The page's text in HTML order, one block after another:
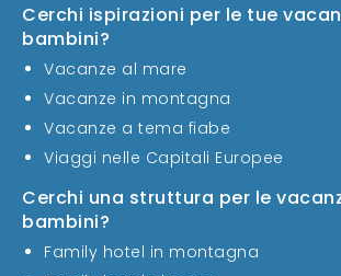
Cerchi ispirazioni per le tue
bambini?
Vacanze al mare
Vacanze in montagna
Vacanze a tema fiabe
Viaggi nelle Capitali Europee
Cerchi una struttura per le
bambini?
Family hotel in montagna